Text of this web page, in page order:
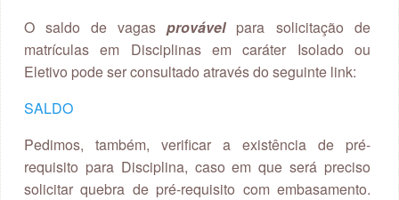
O saldo de vagas provável para solicitação de
matrículas em Disciplinas em caráter Isolado ou
Eletivo pode ser consultado através do seguinte link:
SALDO
Pedimos, também, verificar a existência de pré-
requisito para Disciplina, caso em que será preciso
solicitar quebra de pré-requisito com embasamento.